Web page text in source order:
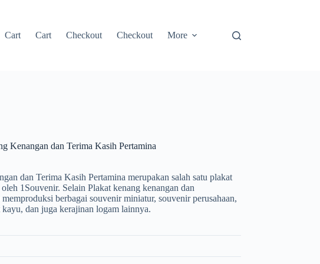
Cart Cart Checkout Checkout More
Kenangan dan Terima Kasih Pertamina
dan Terima Kasih Pertamina merupakan salah satu plakat
1Souvenir. Selain Plakat kenang kenangan dan
berbagai souvenir miniatur, souvenir perusahaan,
dan juga kerajinan logam lainnya.